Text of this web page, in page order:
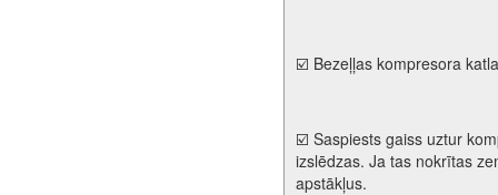
☑️ Bezeļļas kompresora
☑️ Saspiests gaiss uztur
izslēdzas. Ja tas nokrītas
apstākļus.